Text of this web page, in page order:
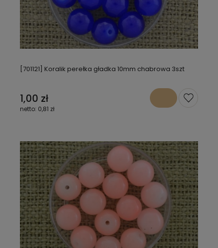
[701121] Koralik perełka gładka 10mm chabrowa 3szt
1,00 zł
0,81 zł